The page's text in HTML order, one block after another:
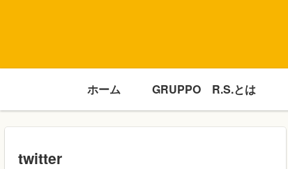
ホーム GRUPPO R.S.とは
twitter